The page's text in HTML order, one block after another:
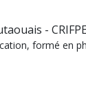
-
formé en